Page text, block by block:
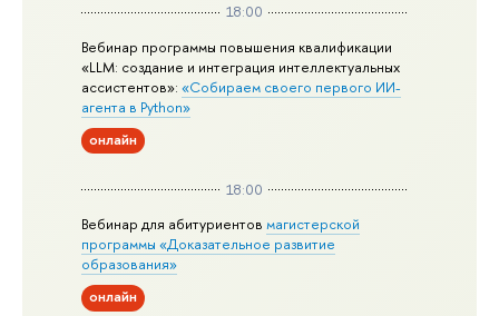
18:00
Вебинар программы повышения квалификации
«LLM: создание и интеграция интеллектуальных
ассистентов»:«Собираем своего первого ИИ-
агента в Python»
онлайн
18:00
Вебинар для абитуриентовмагистерской
программы «Доказательное развитие
образования»
онлайн